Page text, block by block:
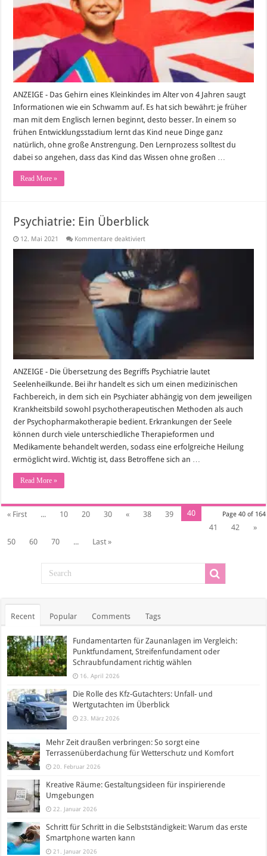
Idee?
ANZEIGE - Das Gehirn eines Kleinkindes im Alter von 4 Jahren saugt
Informationen wie ein Schwamm auf. Es hat sich bewährt: je früher
man mit dem Englisch lernen beginnt, desto besser. In einem so
frühen Entwicklungsstadium lernt das Kind neue Dinge ganz
natürlich, ohne große Anstrengung. Den Lernprozess solltest du
dabei so angehen, dass das Kind das Wissen ohne großen …
Read More »
Psychiatrie: Ein Überblick
12. Mai 2021 Kommentare deaktiviertfür
Ein
Überblick
ANZEIGE - Die Übersetzung des Begriffs Psychiatrie lautet
Seelenheilkunde. Bei ihr handelt es sich um einen medizinischen
Fachbereich, in dem sich ein Psychiater abhängig von dem jeweiligen
Krankheitsbild sowohl psychotherapeutischen Methoden als auch
der Psychopharmakotherapie bedient. Erkrankungen der Seele
können durch viele unterschiedliche Therapieformen und
Medikamente behandelt werden, sodass eine erfolgreiche Heilung
ermöglicht wird. Wichtig ist, dass Betroffene sich an …
Read More »
Page 40 of 164
« First ... 10 20 30 « 38 39
40
41
42
»
50
60 70 ... Last »
Recent Popular Comments Tags
Fundamentarten für Zaunanlagen im Vergleich:
Punktfundament, Streifenfundament oder
Schraubfundament richtig wählen
16. April 2026
Die Rolle des Kfz-Gutachters: Unfall- und
Wertgutachten im Überblick
23. März 2026
Mehr Zeit draußen verbringen: So sorgt eine
Terrassenüberdachung für Wetterschutz und Komfort
20. Februar 2026
Kreative Räume: Gestaltungsideen für inspirierende
Umgebungen
22. Januar 2026
Schritt für Schritt in die Selbstständigkeit: Warum das erste
Smartphone warten kann
21. Januar 2026